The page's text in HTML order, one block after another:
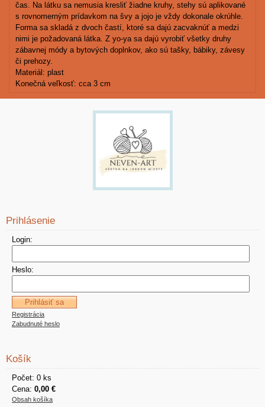
čas. Na látku sa nemusia kresliť žiadne kruhy, stehy sú aplikované
s rovnomerným prídavkom na švy a jojo je vždy dokonale okrúhle.
Forma sa skladá z dvoch častí, ktoré sa dajú zacvaknúť a medzi
nimi je požadovaná látka. Z yo-ya sa dajú vyrobiť všetky druhy
zábavnej módy a bytových doplnkov, ako sú tašky, bábiky, závesy
či prehozy.
Materiál: plast
Konečná veľkosť: cca 3 cm
Prihlásenie
Login:
Heslo:
Registrácia
Zabudnuté heslo
Košík
Počet: 0 ks
Cena: 0,00 €
Obsah košíka